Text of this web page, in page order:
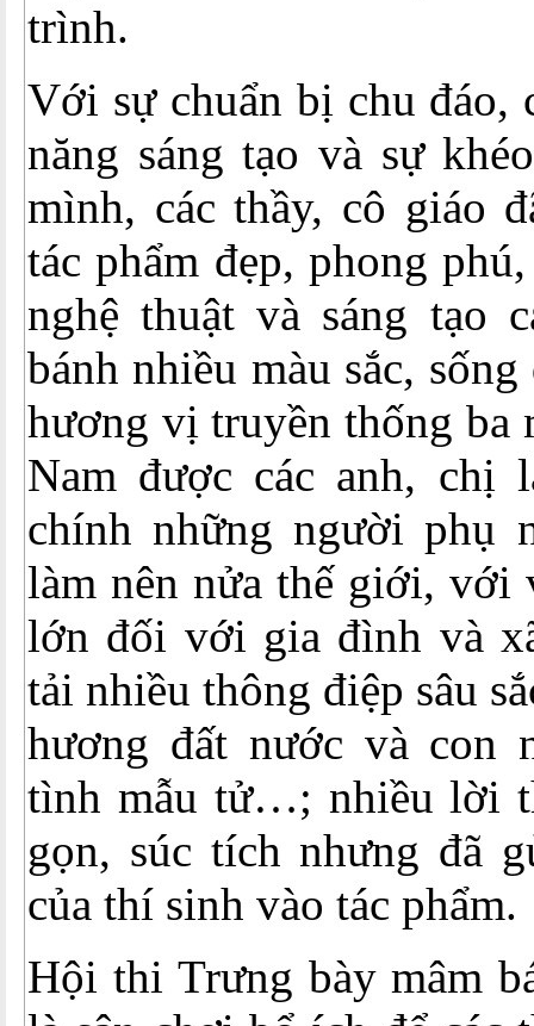
trình.
Với sự chuẩn bị chu đáo,
năng sáng tạo và sự
mình, các thầy, cô giáo
tác phẩm đẹp, phong
nghệ thuật và sáng tạo
bánh nhiều màu sắc,
hương vị truyền thống ba
Nam được các anh, chị
chính những người phụ
làm nên nửa thế giới, với
lớn đối với gia đình và
tải nhiều thông điệp sâu
hương đất nước và con
tình mẫu tử…; nhiều lời
gọn, súc tích nhưng đã
của thí sinh vào tác phẩm.
Hội thi Trưng bày mâm